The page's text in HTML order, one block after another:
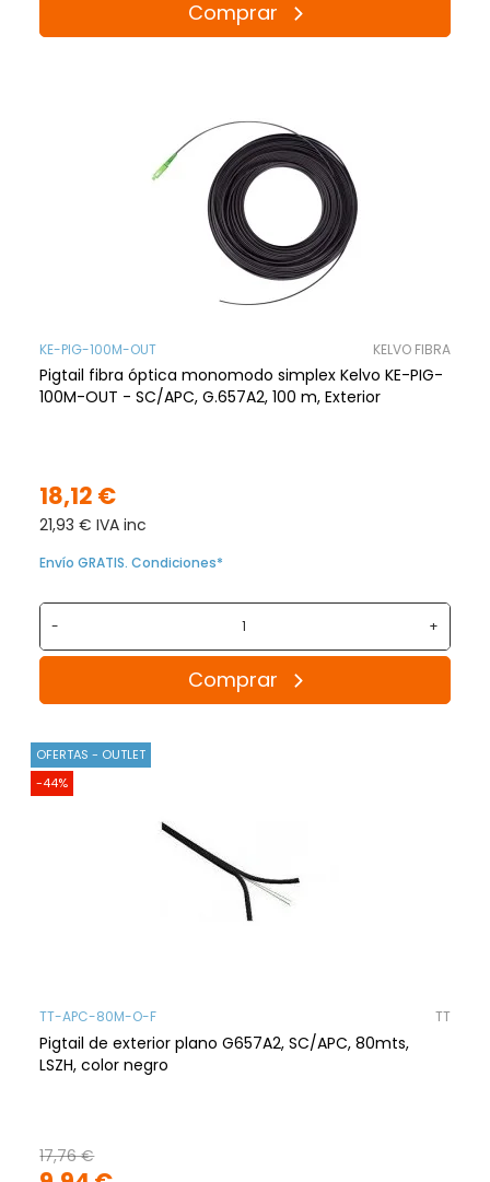
Comprar
KE-PIG-100M-OUT KELVO FIBRA
Pigtail fibra óptica monomodo simplex Kelvo KE-PIG-
100M-OUT - SC/APC, G.657A2, 100 m, Exterior
18,12 €
21,93 € IVA inc
Envío GRATIS. Condiciones*
- +
Comprar
OFERTAS - OUTLET
-44%
TT-APC-80M-O-F TT
Pigtail de exterior plano G657A2, SC/APC, 80mts,
LSZH, color negro
17,76 €